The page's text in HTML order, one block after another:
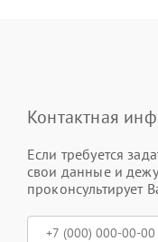
Контактная
Если требуется
свои данные и
проконсультирует